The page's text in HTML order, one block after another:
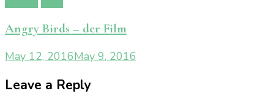
Angry Birds – der Film
May 12, 2016May 9, 2016
Leave a Reply